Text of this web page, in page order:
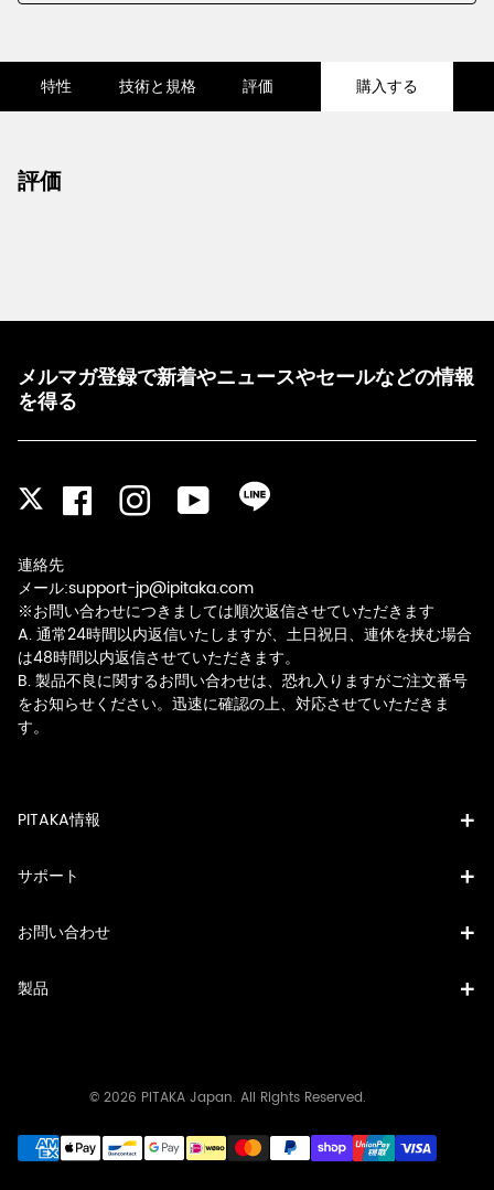
特性 技術と規格 評価 購入する
評価
メルマガ登録で新着やニュースやセールなどの情報
を得る
Twitter
FacebookInstagramYouTube
連絡先
メール:support-jp@ipitaka.com
※お問い合わせにつきましては順次返信させていただきます
A. 通常24時間以内返信いたしますが、土日祝日、連休を挟む場合
は48時間以内返信させていただきます。
B. 製品不良に関するお問い合わせは、恐れ入りますがご注文番号
をお知らせください。迅速に確認の上、対応させていただきま
す。
PITAKA情報
サポート
お問い合わせ
製品
© 2026 PITAKA Japan. All Rights Reserved.
決
済